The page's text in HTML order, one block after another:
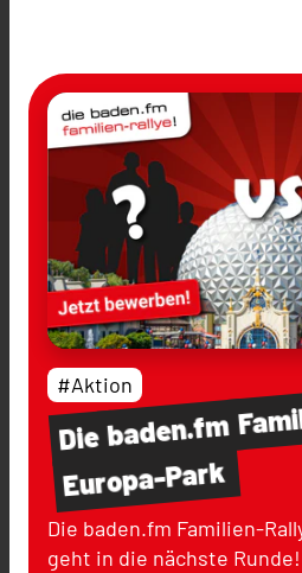
Diebaden.fm
Europa-Park
#Aktion
Die baden.fm Familien-
geht in die nächste